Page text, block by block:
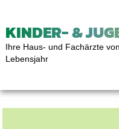
KINDER- &
Ihre Haus- und Fachärzte
Lebensjahr